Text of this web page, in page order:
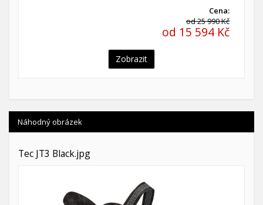
Cena:
od 25 990 Kč
od 15 594 Kč
Zobrazit
Náhodný obrázek
Tec JT3 Black.jpg